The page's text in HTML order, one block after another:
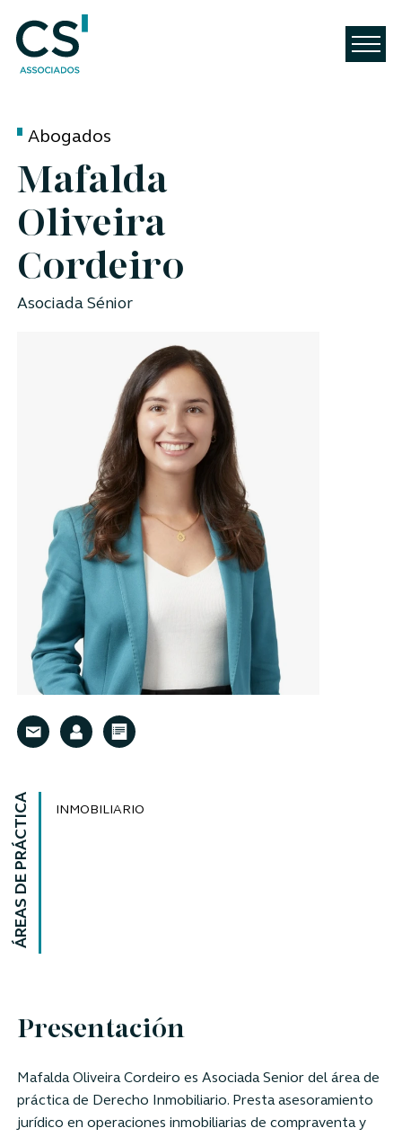
Abogados
Mafalda
Oliveira
Cordeiro
Asociada Sénior
ÁREAS DE PRÁCTICA INMOBILIARIO
Presentación
Mafalda Oliveira Cordeiro es Asociada Senior del área de
práctica de Derecho Inmobiliario. Presta asesoramiento
jurídico en operaciones inmobiliarias de compraventa y